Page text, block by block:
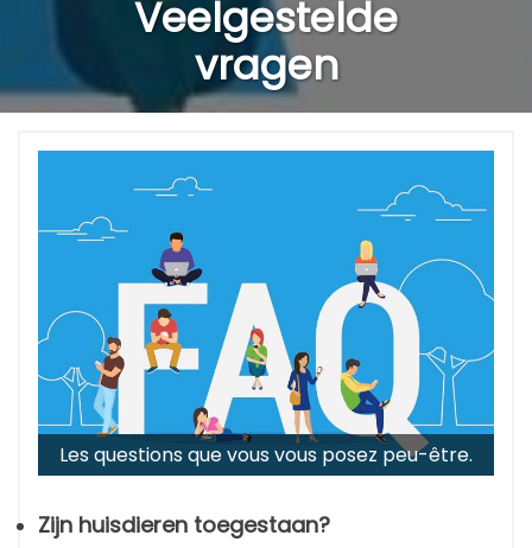
Veelgestelde
vragen
Les questions que vous vous posez peu-être.
Zijn huisdieren toegestaan?